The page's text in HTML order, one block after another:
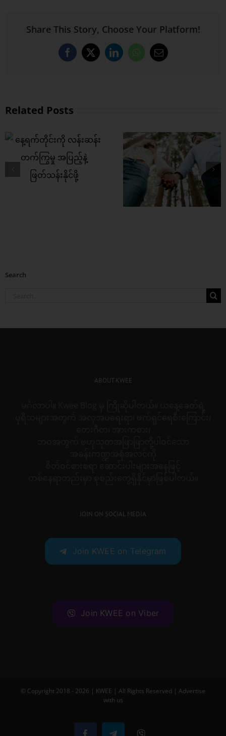
Share This Story, Choose Your Platform!
Facebook
X LinkedInWhatsApp
Email
Related Posts
စိတ်လေး အေးချမ်း
ရတဲ့ အချစ်ရေးတစ်
ဘာမှထွေထွေထူး
မလုပ်ရပဲ ကျန်းမ
ဆံသားကို ပိုင်ဆိုင်
နိုင်ဖို့
Search
ABOUT KWEE
JOIN ON SOCIAL MEDIA
Join KWEE on Telegram
Join KWEE on Viber
© Copyright 2018 - 2026 | KWEE | All Rights Reserved | Advertise
with us